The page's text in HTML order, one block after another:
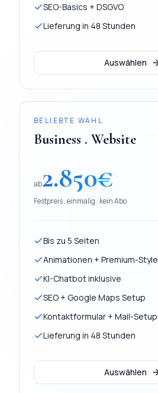
SEO-Basics + DSGVO
Lieferung in 48 Stunden
Auswählen
BELIEBTE WAHL
Business . Website
ab2.850€
Festpreis . einmalig . kein Abo
Bis zu 5 Seiten
Animationen + Premium-Style
KI-Chatbot inklusive
SEO + Google Maps Setup
Kontaktformular + Mail-Setup
Lieferung in 48 Stunden
Auswählen